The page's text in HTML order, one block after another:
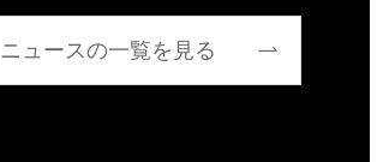
ニュースの一覧を見る